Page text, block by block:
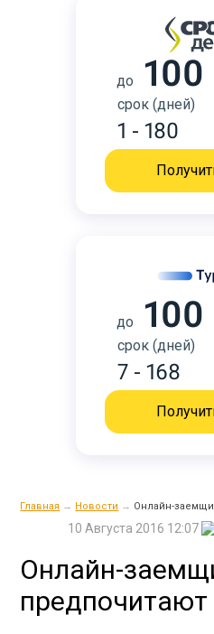
до
срок (дней)
1 - 180
до
срок (дней)
7 - 168
Главная → Новости → Онлайн-
10 Августа 2016 12:07
Онлайн-
предпочитают